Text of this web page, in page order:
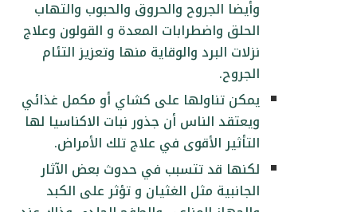
وأيضا الجروح والحروق والحبوب والتهاب
الحلق واضطرابات المعدة و القولون وعلاج
نزلات البرد والوقاية منها وتعزيز التئام
الجروح.
يمكن تناولها على كشاي أو مكمل غذائي
ويعتقد الناس أن جذور نبات الاكناسيا لها
التأثير الأقوى في علاج تلك الأمراض.
لكنها قد تتسبب في حدوث بعض الآثار
الجانبية مثل الغثيان و تؤثر على الكبد